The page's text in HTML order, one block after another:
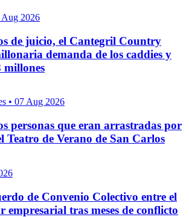
Aug 2026
de juicio, el Cantegril Country
demanda de los caddies y
millones
• 07 Aug 2026
personas que eran arrastradas por
Teatro de Verano de San Carlos
de Convenio Colectivo entre el
empresarial tras meses de conflicto